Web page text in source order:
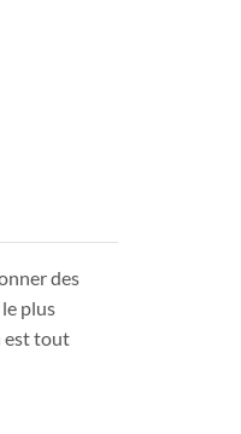
des
plus
est tout